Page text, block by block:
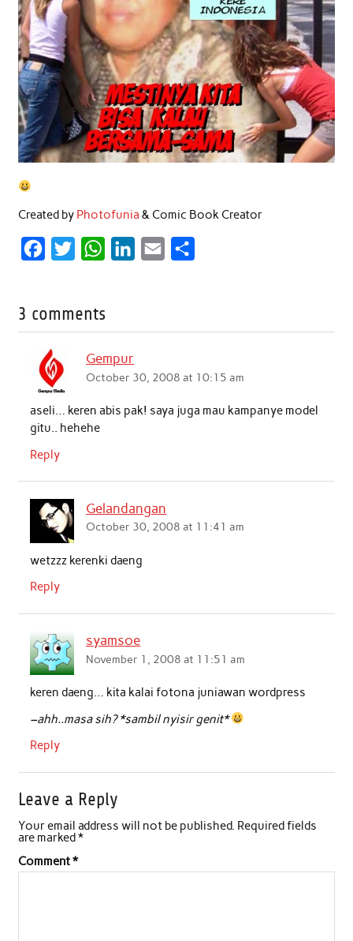
Created by Photofunia & Comic Book Creator
e
o
o
k
t
W
t
A
p
d
n
3 comments
Gempur
October 30, 2008 at 10:15 am
aseli… keren abis pak! saya juga mau kampanye model
gitu.. hehehe
Reply
Gelandangan
October 30, 2008 at 11:41 am
wetzzz kerenki daeng
Reply
syamsoe
November 1, 2008 at 11:51 am
keren daeng… kita kalai fotona juniawan wordpress
–ahh..masa sih? *sambil nyisir genit*
Reply
Leave a Reply
Your email address will not be published. Required fields
are marked*
Comment*